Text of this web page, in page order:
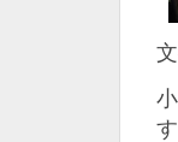
す